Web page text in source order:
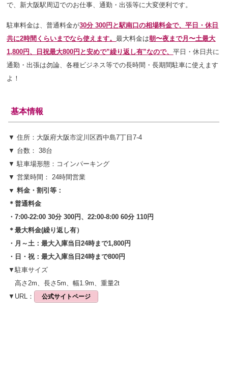
で 、新大阪駅周辺でのお仕事、通勤・出張等に大変便利です。
駐車料金は、普通料金が30分 300円と駅南口の相場料金で、平日・休日
共に2時間 くらいまでなら使えます。最大料金は朝〜夜まで月〜土最大
1,800円、日祝最大800円と安めで”繰り返し有”なので、平日・休日共に
通勤・出張は勿論、各種ビジネス等での長時間・長期間駐車に使えます
よ！
基本情報
▼ 住所：大阪府大阪市淀川区西中島7丁目7-4
▼ 台数： 38台
▼ 駐車場形態：コインパーキング
▼ 営業時間： 24時間営業
▼ 料金・割引等：
＊普通料金
・7:00-22:00 30分 300円、22:00-8:00 60分 110円
＊最大料金(繰り返し有）
・月～土：最大入庫当日24時まで1,800円
・日・祝：最大入庫当日24時まで800円
▼駐車サイズ
高さ2m、長さ5m、幅1.9m、重量2t
▼URL：
公式サイトページ